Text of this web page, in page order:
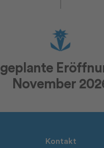
geplante
November
Kontakt